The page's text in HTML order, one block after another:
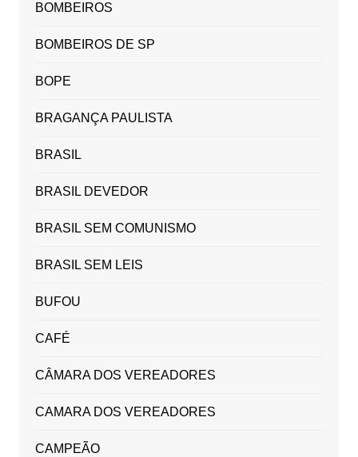
BOMBEIROS
BOMBEIROS DE SP
BOPE
BRAGANÇA PAULISTA
BRASIL
BRASIL DEVEDOR
BRASIL SEM COMUNISMO
BRASIL SEM LEIS
BUFOU
CAFÉ
CÂMARA DOS VEREADORES
CAMARA DOS VEREADORES
CAMPEÃO